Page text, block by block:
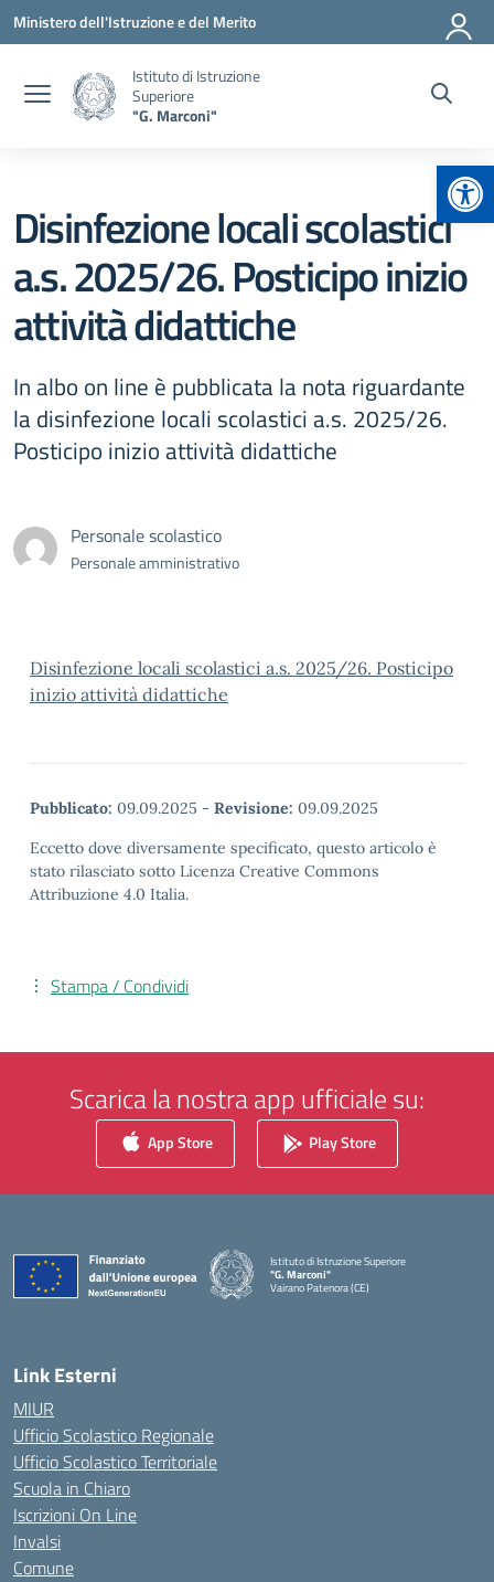
Vai ai contenuti
Vai al menu di navigazione
Vai al footer
Ministero dell'Istruzione e del Merito
Istituto di Istruzione
Superiore
"G. Marconi"
Disinfezione locali scolastici
a.s. 2025/26. Posticipo inizio
attività didattiche
In albo on line è pubblicata la nota riguardante
la disinfezione locali scolastici a.s. 2025/26.
Posticipo inizio attività didattiche
Personale scolastico
Personale amministrativo
Disinfezione locali scolastici a.s. 2025/26. Posticipo
inizio attività didattiche
Pubblicato: 09.09.2025 - Revisione: 09.09.2025
Eccetto dove diversamente specificato, questo articolo è
stato rilasciato sotto Licenza Creative Commons
Attribuzione 4.0 Italia.
Stampa / Condividi
Scarica la nostra app ufficiale su:
App Store Play Store
Istituto di Istruzione Superiore
"G. Marconi"
Vairano Patenora (CE)
Link Esterni
MIUR
Ufficio Scolastico Regionale
Ufficio Scolastico Territoriale
Scuola in Chiaro
Iscrizioni On Line
Invalsi
Comune